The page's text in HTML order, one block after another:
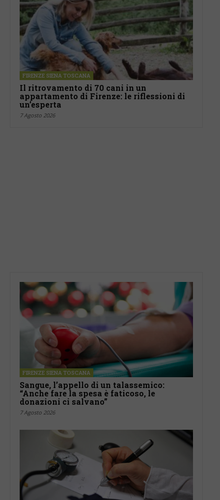
FIRENZE SIENA TOSCANA
Il ritrovamento di 70 cani in un
appartamento di Firenze: le riflessioni di
un’esperta
7 Agosto 2026
FIRENZE SIENA TOSCANA
Sangue, l’appello di un talassemico:
“Anche fare la spesa è faticoso, le
donazioni ci salvano”
7 Agosto 2026